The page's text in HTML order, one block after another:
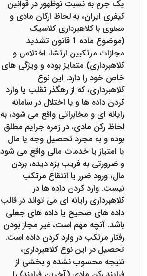
یک جرمِ به نسبت نوظهور در قوانین
کیفری ایران، به لحاظ ارکان مادی و
معنوی با کلاهبرداری کلاسیک
(موضوع ماده 1 قانون تشدید
مجازات مرتکبین ارتشا، اختلاس و
کلاهبرداری) متمایز بوده و ویژگی های
خاص خود را دارد. این نوع
کلاهبرداری، که از رهگذر تقلب یا وارد
کردن داده ها و یا اختلال در سامانه
رایانه ای و مخابراتی واقع می شود، به
لحاظ رکن مادی، در زمره جرایم مطلق
بوده و به مجرد تحصیل وجه یا مال
یا امتیاز یا خدمات مالی واقع می شود
و ضرورتی به فریب بزه دیده، بردن
مال، ورود ضرر یا انتقاع مرتکب
نیست. وارد کردن داده ها در
کلاهبرداری رایانه ای می تواند در قالب
داده های صحیح یا داده های جعلی
باشد. آنچه مهم است، غیر مجاز بودن
رفتار مرتکب در وارد کردن داده است.
تحصیل در این نوع کلاهبرداری،
نتیجه محسوب نشده و بخشی از